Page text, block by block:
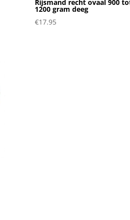
Rijsmand recht ovaal 900
1200 gram deeg
€17.95